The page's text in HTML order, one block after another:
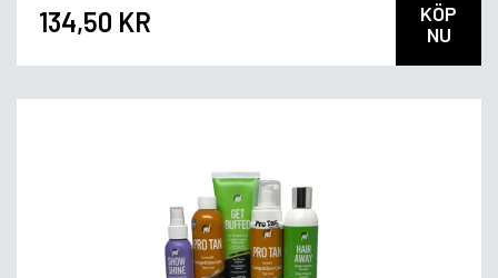
134,50 KR
KÖP
NU